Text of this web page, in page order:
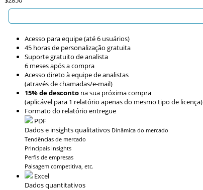
Acesso para equipe (até 6 usuários)
45 horas de personalização gratuita
Suporte gratuito de analista
6 meses após a compra
Acesso direto à equipe de analistas
(através de chamadas/e-mail)
15% de desconto na sua próxima compra
(aplicável para 1 relatório apenas do mesmo tipo de licença)
Formato do relatório entregue
PDF
Dados e insights qualitativos Dinâmica do mercado
Tendências de mercado
Principais insights
Perfis de empresas
Paisagem competitiva, etc.
Excel
Dados quantitativos